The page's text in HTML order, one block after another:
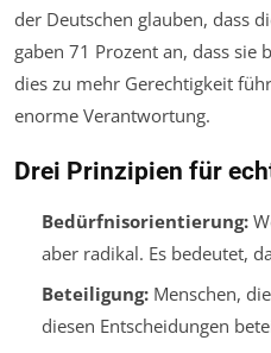
der Deutschen glauben, dass
gaben 71 Prozent an, dass
dies zu mehr Gerechtigkeit
enorme Verantwortung.
Drei Prinzipien für
Bedürfnisorientierung:
aber radikal. Es bedeutet,
Beteiligung:Menschen,
diesen Entscheidungen